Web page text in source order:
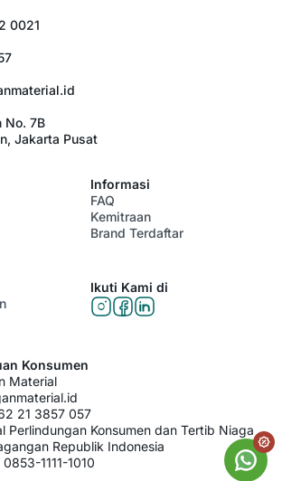
0021
No. 7B
Jakarta Pusat
Informasi
FAQ
Kemitraan
Brand Terdaftar
Ikuti Kami di
Konsumen
Material
21 3857 057
Perlindungan Konsumen dan Tertib Niaga
Republik Indonesia
0853-1111-1010